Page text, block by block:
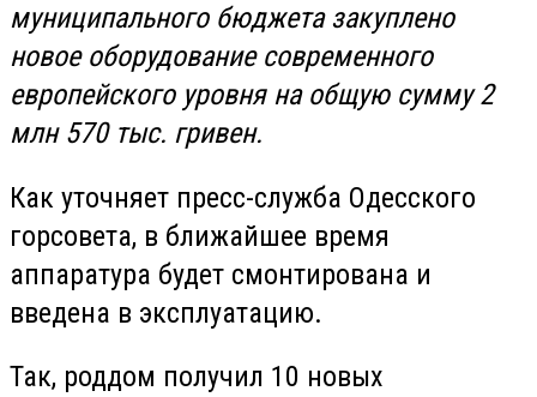
муниципального бюджета закуплено
новое оборудование современного
европейского уровня на общую сумму 2
млн 570 тыс. гривен.
Как уточняет пресс-служба Одесского
горсовета, в ближайшее время
аппаратура будет смонтирована и
введена в эксплуатацию.
Так, роддом получил 10 новых